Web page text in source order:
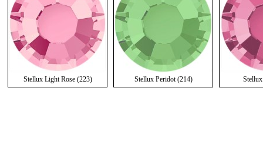
Stellux Light Rose (223) Stellux Peridot (214)